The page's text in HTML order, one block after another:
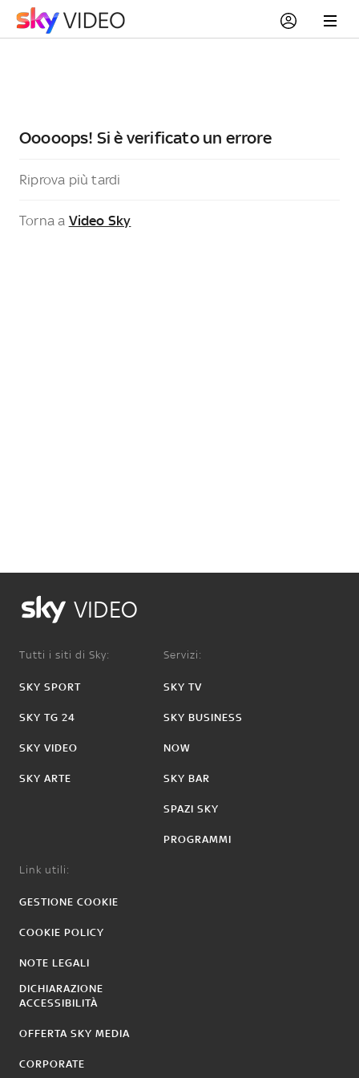
Ooooops! Si è verificato un errore
Riprova più tardi
Torna a Video Sky
VIDEO
Tutti i siti di Sky:
SKY SPORT
SKY TG 24
SKY VIDEO
SKY ARTE
Servizi:
SKY TV
SKY BUSINESS
NOW
SKY BAR
SPAZI SKY
PROGRAMMI
Link utili:
GESTIONE COOKIE
COOKIE POLICY
NOTE LEGALI
DICHIARAZIONE
ACCESSIBILITÀ
OFFERTA SKY MEDIA
CORPORATE